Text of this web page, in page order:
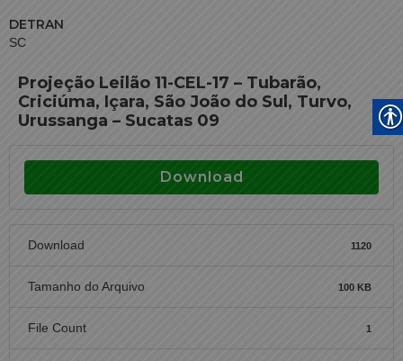
DETRAN
SC
Projeção Leilão 11-CEL-17 – Tubarão,
Criciúma, Içara, São João do Sul, Turvo,
Urussanga – Sucatas 09
Download
Download 1120
Tamanho do Arquivo 100 KB
File Count 1